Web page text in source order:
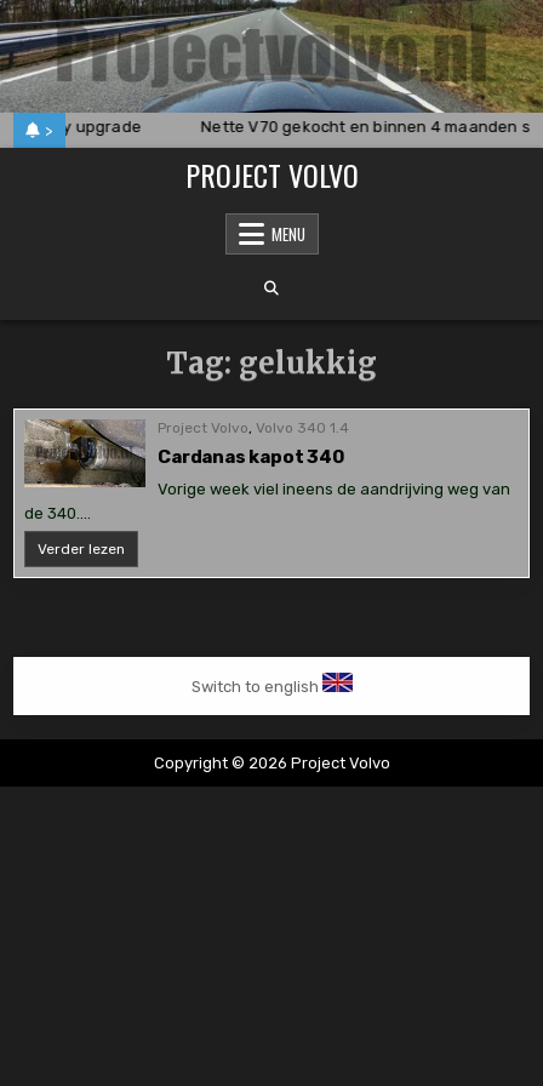
Skip
to
content
>
Carplay upgrade Nette V70 gekocht en binnen 4 maanden
PROJECT VOLVO
MENU
Tag: gelukkig
Project Volvo,Volvo 340 1.4
Cardanas kapot 340
Vorige week viel ineens de aandrijving weg van
de 340….
Verder lezen
kapot
340
Switch to english
Copyright © 2026 Project Volvo